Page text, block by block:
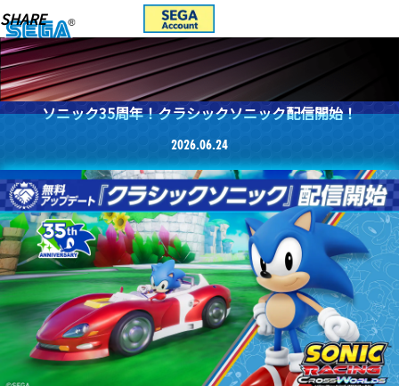
ソニック35周年！クラシックソニック配信開始！
2026.06.24